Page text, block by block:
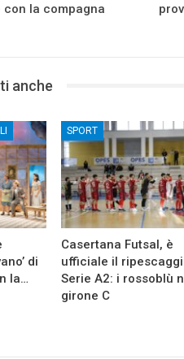
la compagna
anche
di
la…
SPORT
Casertana Futsal, è
ufficiale il
Serie A2: i rossoblù
girone C